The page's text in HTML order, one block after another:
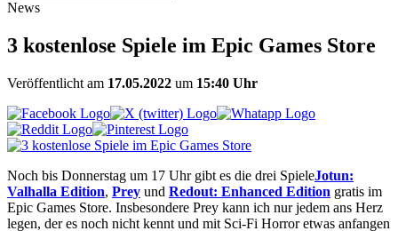
News
3 kostenlose Spiele im Epic Games Store
Veröffentlicht am 17.05.2022 um 15:40 Uhr
Noch bis Donnerstag um 17 Uhr gibt es die drei SpieleJotun:
Valhalla Edition, Prey und Redout: Enhanced Edition gratis im
Epic Games Store. Insbesondere Prey kann ich nur jedem ans Herz
legen, der es noch nicht kennt und mit Sci-Fi Horror etwas anfangen